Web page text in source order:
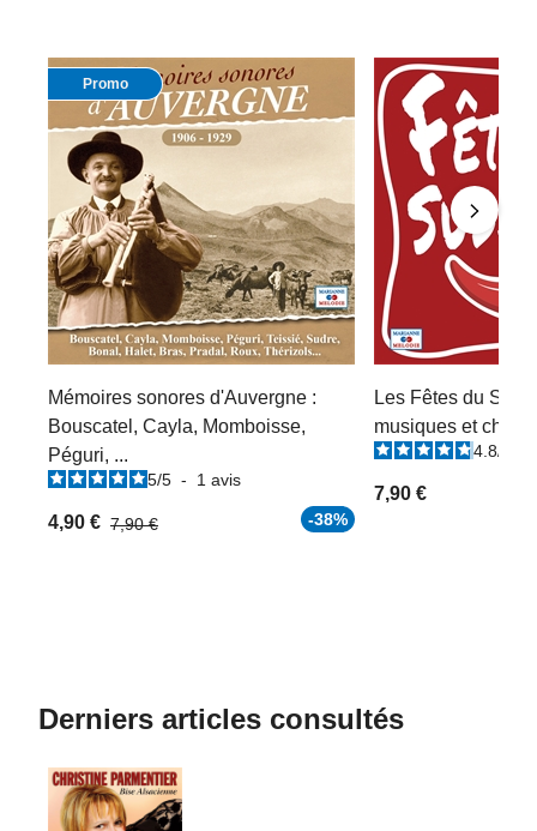
Promo
Mémoires sonores d'Auvergne :
Bouscatel, Cayla, Momboisse,
Péguri, ...
5/5 - 1 avis
4,90 € 7,90 € -38%
Les Fêtes du Sud-
musiques et
4.8/
7,90 €
Derniers articles consultés